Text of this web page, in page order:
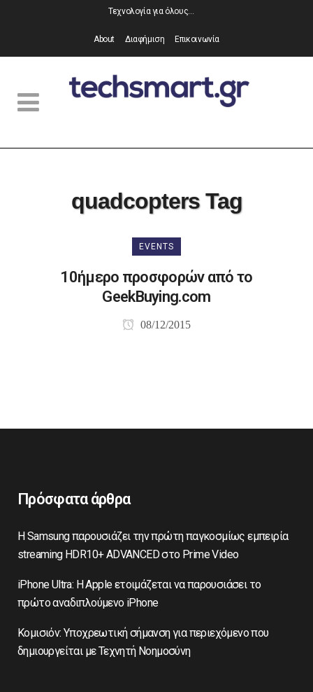
Τεχνολογία για όλους…
About Διαφήμιση Επικοινωνία
quadcopters Tag
EVENTS
10ήμερο προσφορών από το
GeekBuying.com
08/12/2015
Πρόσφατα άρθρα
Η Samsung παρουσιάζει την πρώτη παγκοσμίως εμπειρία
streaming HDR10+ ADVANCED στο Prime Video
iPhone Ultra: Η Apple ετοιμάζεται να παρουσιάσει το
πρώτο αναδιπλούμενο iPhone
Κομισιόν: Υποχρεωτική σήμανση για περιεχόμενο που
δημιουργείται με Τεχνητή Νοημοσύνη